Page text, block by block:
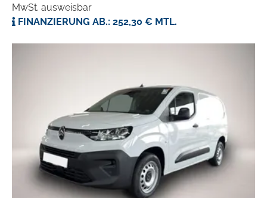
MwSt. ausweisbar
FINANZIERUNG AB.: 252,30 € MTL.